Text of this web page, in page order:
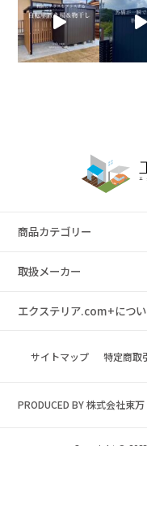
商品カテゴリー
取扱メーカー
エクステリア.com+につ
サイトマップ 特定商取
PRODUCED BY 株式会社東万
Copyright ©